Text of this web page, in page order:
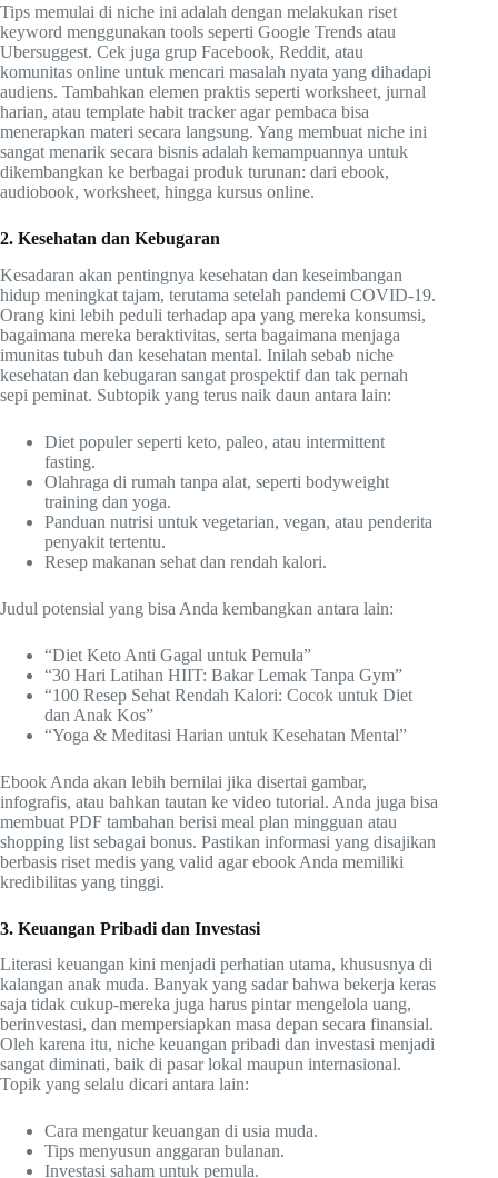
Tips memulai di niche ini adalah dengan melakukan riset
keyword menggunakan tools seperti Google Trends atau
Ubersuggest. Cek juga grup Facebook, Reddit, atau
komunitas online untuk mencari masalah nyata yang dihadapi
audiens. Tambahkan elemen praktis seperti worksheet, jurnal
harian, atau template habit tracker agar pembaca bisa
menerapkan materi secara langsung. Yang membuat niche ini
sangat menarik secara bisnis adalah kemampuannya untuk
dikembangkan ke berbagai produk turunan: dari ebook,
audiobook, worksheet, hingga kursus online.
2. Kesehatan dan Kebugaran
Kesadaran akan pentingnya kesehatan dan keseimbangan
hidup meningkat tajam, terutama setelah pandemi COVID-19.
Orang kini lebih peduli terhadap apa yang mereka konsumsi,
bagaimana mereka beraktivitas, serta bagaimana menjaga
imunitas tubuh dan kesehatan mental. Inilah sebab niche
kesehatan dan kebugaran sangat prospektif dan tak pernah
sepi peminat. Subtopik yang terus naik daun antara lain:
Diet populer seperti keto, paleo, atau intermittent
fasting.
Olahraga di rumah tanpa alat, seperti bodyweight
training dan yoga.
Panduan nutrisi untuk vegetarian, vegan, atau penderita
penyakit tertentu.
Resep makanan sehat dan rendah kalori.
Judul potensial yang bisa Anda kembangkan antara lain:
“Diet Keto Anti Gagal untuk Pemula”
“30 Hari Latihan HIIT: Bakar Lemak Tanpa Gym”
“100 Resep Sehat Rendah Kalori: Cocok untuk Diet
dan Anak Kos”
“Yoga & Meditasi Harian untuk Kesehatan Mental”
Ebook Anda akan lebih bernilai jika disertai gambar,
infografis, atau bahkan tautan ke video tutorial. Anda juga bisa
membuat PDF tambahan berisi meal plan mingguan atau
shopping list sebagai bonus. Pastikan informasi yang disajikan
berbasis riset medis yang valid agar ebook Anda memiliki
kredibilitas yang tinggi.
3. Keuangan Pribadi dan Investasi
Literasi keuangan kini menjadi perhatian utama, khususnya di
kalangan anak muda. Banyak yang sadar bahwa bekerja keras
saja tidak cukup-mereka juga harus pintar mengelola uang,
berinvestasi, dan mempersiapkan masa depan secara finansial.
Oleh karena itu, niche keuangan pribadi dan investasi menjadi
sangat diminati, baik di pasar lokal maupun internasional.
Topik yang selalu dicari antara lain:
Cara mengatur keuangan di usia muda.
Tips menyusun anggaran bulanan.
Investasi saham untuk pemula.